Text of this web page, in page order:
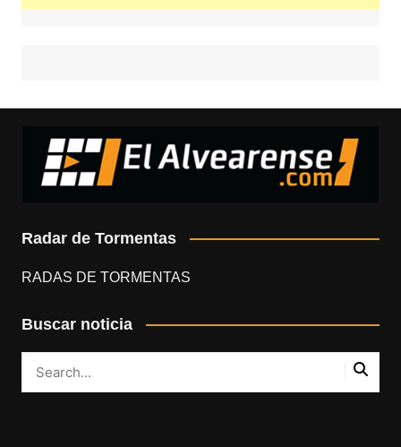
Radar de Tormentas
RADAS DE TORMENTAS
Buscar noticia